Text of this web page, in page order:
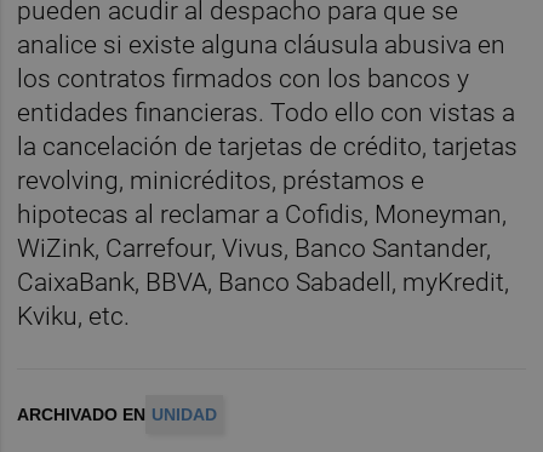
pueden acudir al despacho para que se
analice si existe alguna cláusula abusiva en
los contratos firmados con los bancos y
entidades financieras. Todo ello con vistas a
la cancelación de tarjetas de crédito, tarjetas
revolving, minicréditos, préstamos e
hipotecas al reclamar a Cofidis, Moneyman,
WiZink, Carrefour, Vivus, Banco Santander,
CaixaBank, BBVA, Banco Sabadell, myKredit,
Kviku, etc.
ARCHIVADO EN UNIDAD